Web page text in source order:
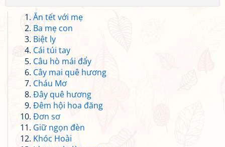
Ăn tết với mẹ
Ba mẹ con
Biệt ly
Cái túi tay
Câu hò mái đẩy
Cây mai quê hương
Cháu Mơ
Đây quê hương
Đêm hội hoa đăng
Đơn sơ
Giữ ngọn đèn
Khóc Hoài